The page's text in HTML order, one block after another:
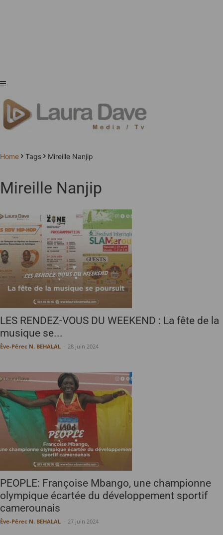
Home Tags Mireille Nanjip
Mireille Nanjip
LES RENDEZ-VOUS DU WEEKEND : La fête de la
musique se...
Ève-Pérec N. BEHALAL 28 juin 2024
PEOPLE: Françoise Mbango, une championne
olympique écartée du développement sportif
camerounais
Ève-Pérec N. BEHALAL 27 juin 2024